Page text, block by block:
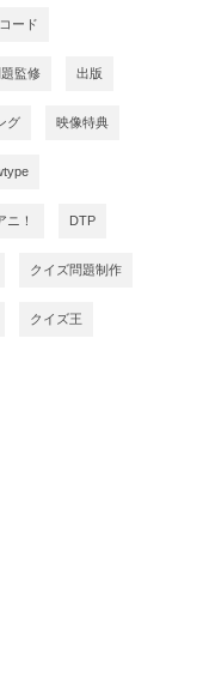
ード
監修 出版
グ 映像特典
ニ！ DTP
クイズ問題制作
クイズ王